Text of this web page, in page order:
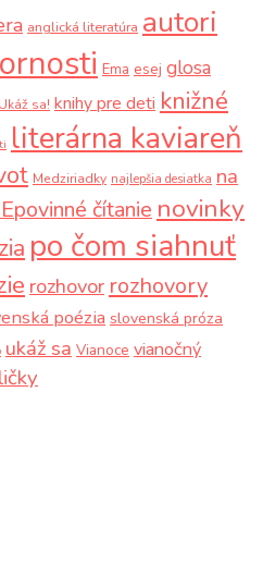
anglická literatúra autori
Ema esej glosa
sa! knihy pre deti knižné
literárna kaviareň
Medziriadky najlepšia desiatka na
čítanie novinky
po čom siahnuť
rozhovor rozhovory
poézia slovenská próza
ukáž sa Vianoce vianočný